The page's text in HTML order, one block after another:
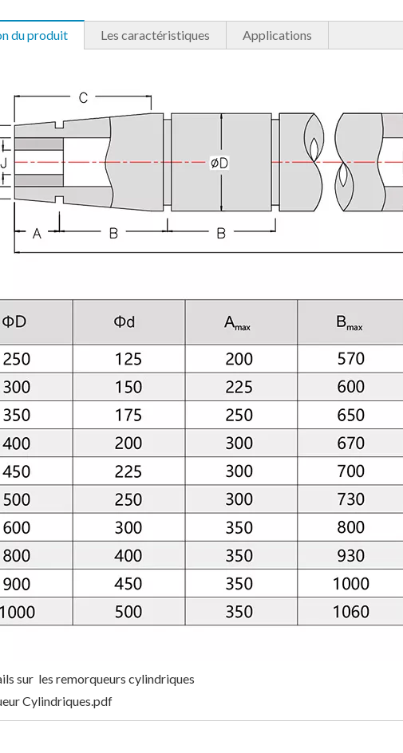
du produit Les caractéristiques Applications
sur les remorqueurs cylindriques
Cylindriques.pdf